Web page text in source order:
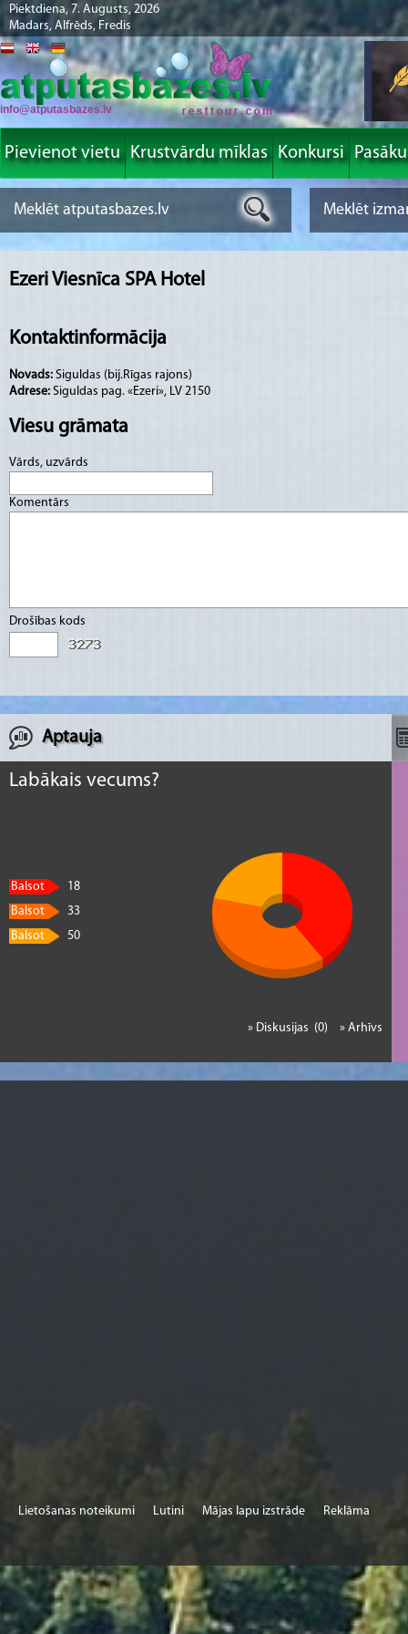
Piektdiena, 7. Augusts, 2026
Madars, Alfrēds, Fredis
info@atputasbazes.lv
Pievienot vietu Krustvārdu mīklas Konkursi
Ezeri Viesnīca SPA Hotel
Kontaktinformācija
Novads: Siguldas (bij.Rīgas rajons)
Adrese: Siguldas pag. «Ezeri», LV 2150
Viesu grāmata
Vārds, uzvārds
Komentārs
Drošības kods
Aptauja
Labākais vecums?
Balsot
18
Balsot
33
Balsot
50
» Arhīvs
» Diskusijas (0)
Lietošanas noteikumi Lutini Mājas lapu izstrāde Reklāma